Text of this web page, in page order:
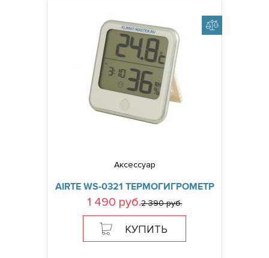
Аксессуар
AIRTE WS-0321 ТЕРМОГИГРОМЕТР
1 490 руб.2 390 руб.
КУПИТЬ